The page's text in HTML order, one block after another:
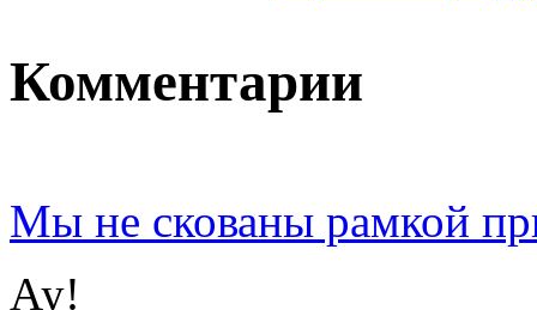
Комментарии
Мы не скованы рамкой
Ау!